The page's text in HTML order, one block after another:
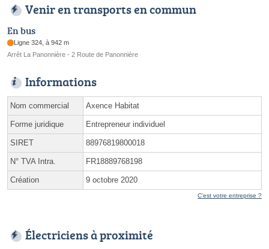
Venir en transports en commun
En bus
Ligne 324, à 942 m
Arrêt La Panonnière - 2 Route de Panonnière
Informations
Nom commercial Axence Habitat
Forme juridique Entrepreneur individuel
SIRET 88976819800018
N° TVA Intra. FR18889768198
Création 9 octobre 2020
C'est votre entreprise ?
Électriciens à proximité